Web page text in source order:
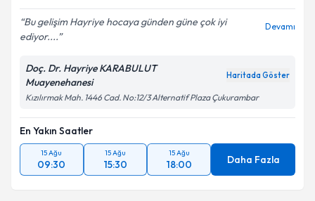
kapsamda işlenmesini kabul ediyorum.
Takvim Talebini Gönder
Bu gelişim Hayriye hocaya günden güne çok iyi
ediyor....
Devamı
Doç. Dr. Hayriye KARABULUT
Muayenehanesi
Haritada Göster
Kızılırmak Mah. 1446 Cad. No:12/3 Alternatif Plaza Çukurambar
En Yakın Saatler
15 Ağu
09:30
15 Ağu
15:30
15 Ağu
18:00 Daha Fazla